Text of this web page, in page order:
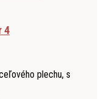
4
plechu, s